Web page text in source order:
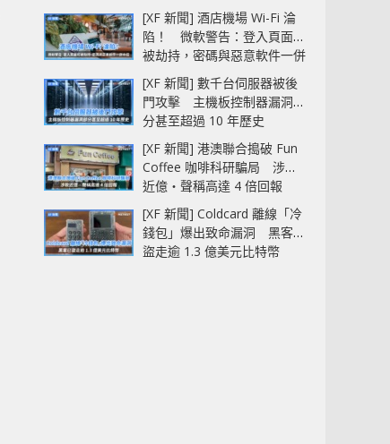
[XF 新聞] 酒店機場 Wi-Fi 淪
陷！ 微軟警告：登入頁面可
被劫持，密碼與惡意軟件一併
中招
[XF 新聞] 數千台伺服器被後
門攻擊 主機板控制器漏洞部
分甚至超過 10 年歷史
[XF 新聞] 港澳聯合搗破 Fun
Coffee 咖啡科研騙局 涉款
近億‧聲稱高達 4 倍回報
[XF 新聞] Coldcard 離線「冷
錢包」爆出致命漏洞 黑客已
盜走逾 1.3 億美元比特幣